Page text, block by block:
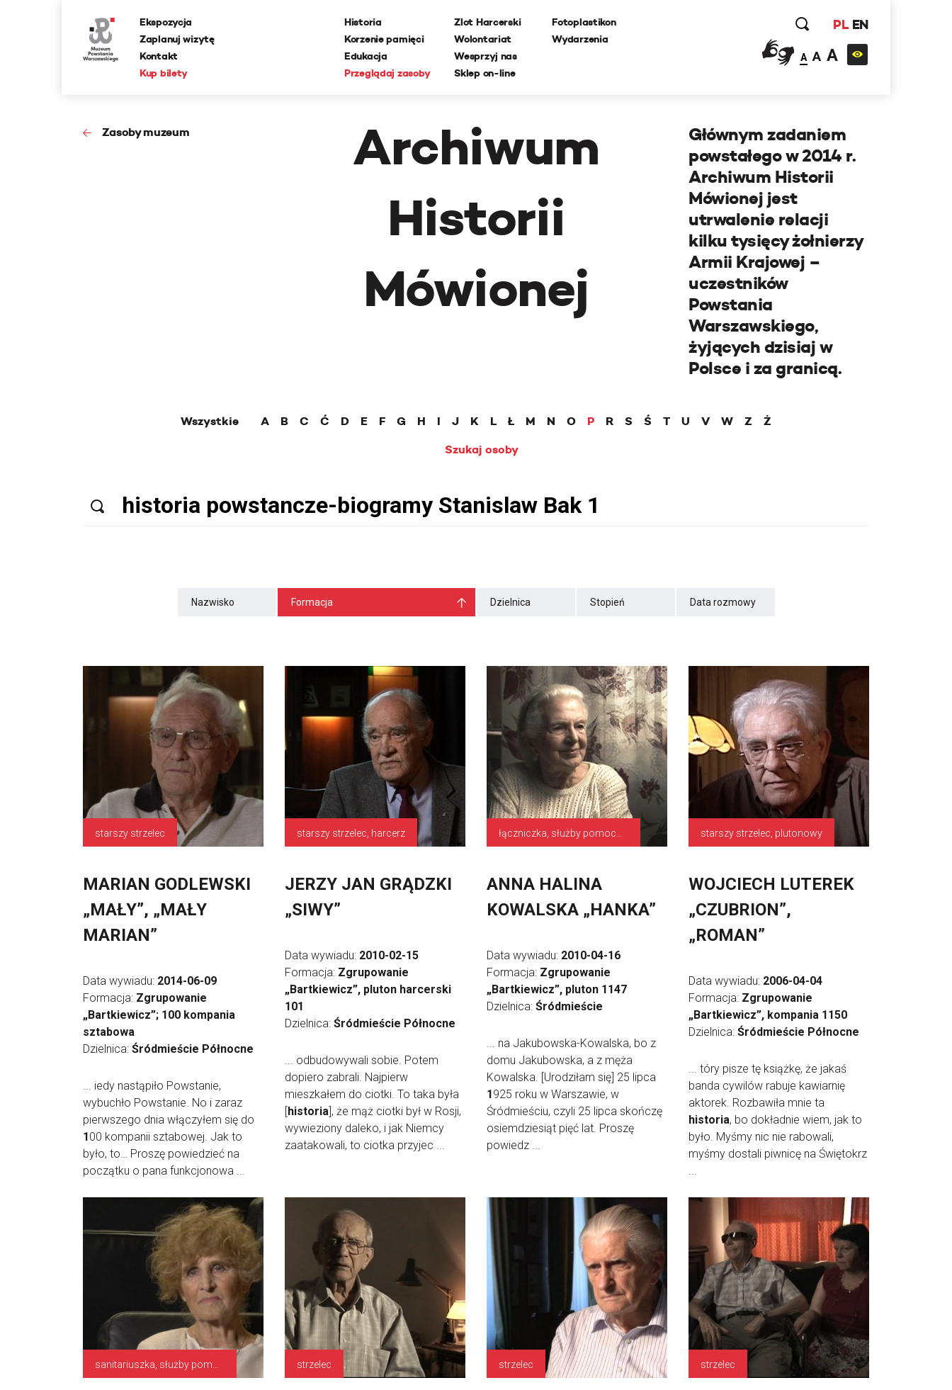
Ekspozycja
Zaplanuj wizytę
Kontakt
Kup bilety
Historia
Korzenie pamięci
Edukacja
Przeglądaj zasoby
Zlot Harcerski
Wolontariat
Wesprzyj nas
Sklep on-line
Fotoplastikon
Wydarzenia
PL EN
A A A
Zasoby muzeum
Archiwum
Historii
Mówionej
Głównym zadaniem
powstałego w 2014 r.
Archiwum Historii
Mówionej jest
utrwalenie relacji
kilku tysięcy żołnierzy
Armii Krajowej –
uczestników
Powstania
Warszawskiego,
żyjących dzisiaj w
Polsce i za granicą.
Wszystkie A B C Ć D E F G H I J K L Ł M N O P R S Ś T U V W Z
Ż
Szukaj osoby
Nazwisko Formacja Dzielnica Stopień Data rozmowy
starszy strzelec
MARIAN GODLEWSKI
„MAŁY”, „MAŁY
MARIAN”
Data wywiadu: 2014-06-09
Formacja: Zgrupowanie
„Bartkiewicz”; 100 kompania
sztabowa
Dzielnica: Śródmieście Północne
... iedy nastąpiło Powstanie,
wybuchło Powstanie. No i zaraz
pierwszego dnia włączyłem się do
100 kompanii sztabowej. Jak to
było, to… Proszę powiedzieć na
początku o pana funkcjonowa ...
starszy strzelec, harcerz
JERZY JAN GRĄDZKI
„SIWY”
Data wywiadu: 2010-02-15
Formacja: Zgrupowanie
„Bartkiewicz”, pluton harcerski
101
Dzielnica: Śródmieście Północne
... odbudowywali sobie. Potem
dopiero zabrali. Najpierw
mieszkałem do ciotki. To taka była
[historia], że mąż ciotki był w Rosji,
wywieziony daleko, i jak Niemcy
zaatakowali, to ciotka przyjec ...
ANNA HALINA
KOWALSKA „HANKA”
Data wywiadu: 2010-04-16
Formacja: Zgrupowanie
„Bartkiewicz”, pluton 1147
Dzielnica: Śródmieście
... na Jakubowska-Kowalska, bo z
domu Jakubowska, a z męża
Kowalska. [Urodziłam się] 25 lipca
1925 roku w Warszawie, w
Śródmieściu, czyli 25 lipca skończę
osiemdziesiąt pięć lat. Proszę
powiedz ...
starszy strzelec, plutonowy
WOJCIECH LUTEREK
„CZUBRION”,
„ROMAN”
Data wywiadu: 2006-04-04
Formacja: Zgrupowanie
„Bartkiewicz”, kompania 1150
Dzielnica: Śródmieście Północne
... tóry pisze tę książkę, że jakaś
banda cywilów rabuje kawiarnię
aktorek. Rozbawiła mnie ta
historia, bo dokładnie wiem, jak to
było. Myśmy nic nie rabowali,
myśmy dostali piwnicę na Świętokrz
...
strzelec strzelec strzelec